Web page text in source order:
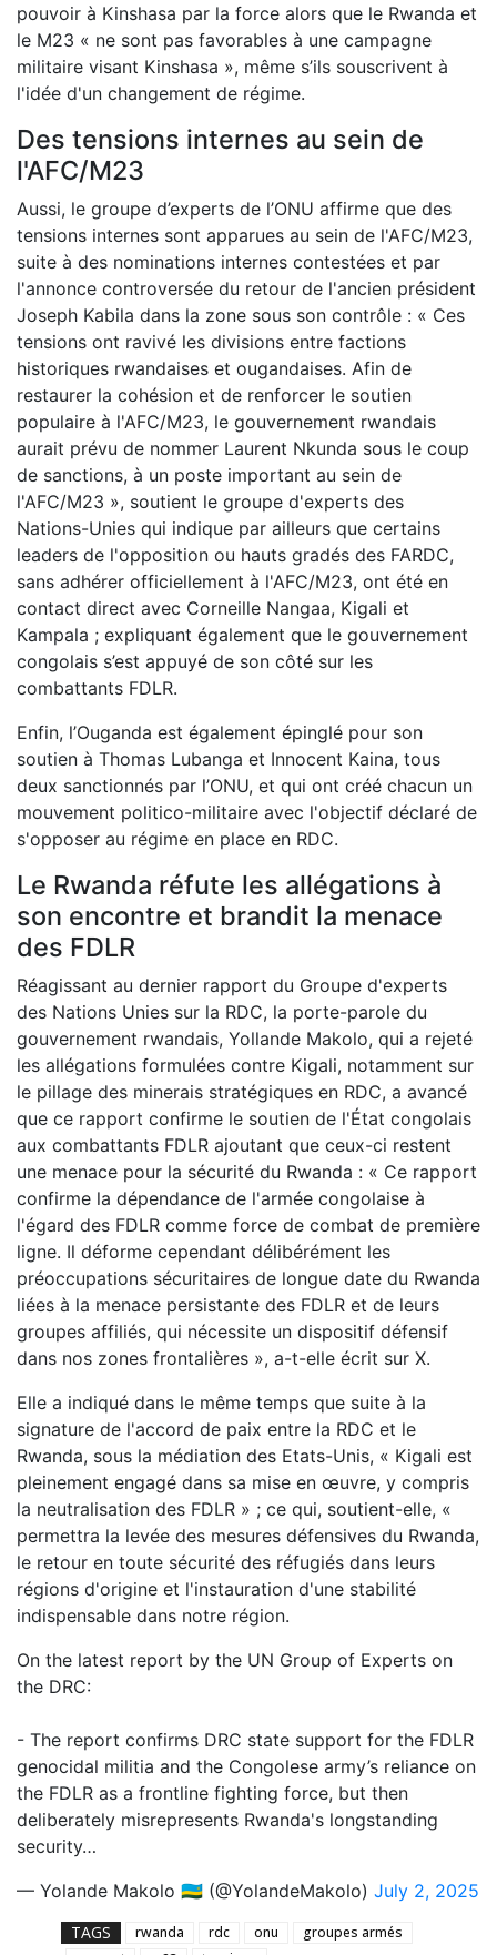
pouvoir à Kinshasa par la force alors que le Rwanda et
le M23 « ne sont pas favorables à une campagne
militaire visant Kinshasa », même s’ils souscrivent à
l'idée d'un changement de régime.
Des tensions internes au sein de
l'AFC/M23
Aussi, le groupe d’experts de l’ONU affirme que des
tensions internes sont apparues au sein de l'AFC/M23,
suite à des nominations internes contestées et par
l'annonce controversée du retour de l'ancien président
Joseph Kabila dans la zone sous son contrôle : « Ces
tensions ont ravivé les divisions entre factions
historiques rwandaises et ougandaises. Afin de
restaurer la cohésion et de renforcer le soutien
populaire à l'AFC/M23, le gouvernement rwandais
aurait prévu de nommer Laurent Nkunda sous le coup
de sanctions, à un poste important au sein de
l'AFC/M23 », soutient le groupe d'experts des
Nations-Unies qui indique par ailleurs que certains
leaders de l'opposition ou hauts gradés des FARDC,
sans adhérer officiellement à l'AFC/M23, ont été en
contact direct avec Corneille Nangaa, Kigali et
Kampala ; expliquant également que le gouvernement
congolais s’est appuyé de son côté sur les
combattants FDLR.
Enfin, l’Ouganda est également épinglé pour son
soutien à Thomas Lubanga et Innocent Kaina, tous
deux sanctionnés par l’ONU, et qui ont créé chacun un
mouvement politico-militaire avec l'objectif déclaré de
s'opposer au régime en place en RDC.
Le Rwanda réfute les allégations à
son encontre et brandit la menace
des FDLR
Réagissant au dernier rapport du Groupe d'experts
des Nations Unies sur la RDC, la porte-parole du
gouvernement rwandais, Yollande Makolo, qui a rejeté
les allégations formulées contre Kigali, notamment sur
le pillage des minerais stratégiques en RDC, a avancé
que ce rapport confirme le soutien de l'État congolais
aux combattants FDLR ajoutant que ceux-ci restent
une menace pour la sécurité du Rwanda : « Ce rapport
confirme la dépendance de l'armée congolaise à
l'égard des FDLR comme force de combat de première
ligne. Il déforme cependant délibérément les
préoccupations sécuritaires de longue date du Rwanda
liées à la menace persistante des FDLR et de leurs
groupes affiliés, qui nécessite un dispositif défensif
dans nos zones frontalières », a-t-elle écrit sur X.
Elle a indiqué dans le même temps que suite à la
signature de l'accord de paix entre la RDC et le
Rwanda, sous la médiation des Etats-Unis, « Kigali est
pleinement engagé dans sa mise en œuvre, y compris
la neutralisation des FDLR » ; ce qui, soutient-elle, «
permettra la levée des mesures défensives du Rwanda,
le retour en toute sécurité des réfugiés dans leurs
régions d'origine et l'instauration d'une stabilité
indispensable dans notre région.
On the latest report by the UN Group of Experts on
the DRC:
- The report confirms DRC state support for the FDLR
genocidal militia and the Congolese army’s reliance on
the FDLR as a frontline fighting force, but then
deliberately misrepresents Rwanda's longstanding
security…
— Yolande Makolo 🇷🇼 (@YolandeMakolo) July 2, 2025
TAGS rwanda rdc onu
groupes armés